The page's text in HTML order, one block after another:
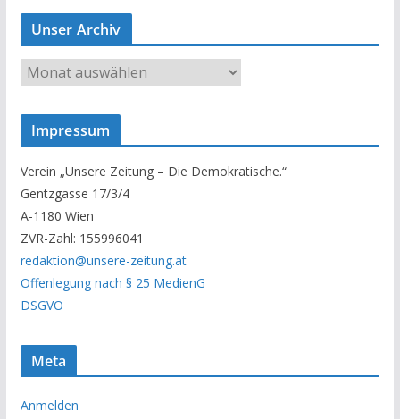
Unser Archiv
U
s
A
r
c
h
i
v
Impressum
Verein „Unsere Zeitung – Die Demokratische.“
Gentzgasse 17/3/4
A-1180 Wien
ZVR-Zahl: 155996041
redaktion@unsere-zeitung.at
Offenlegung nach § 25 MedienG
DSGVO
Meta
Anmelden